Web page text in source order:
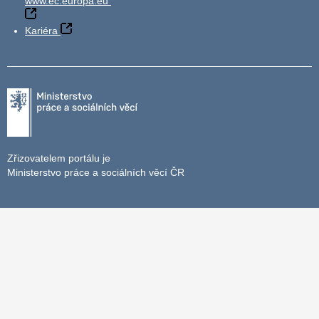
Kariéra
Zřizovatelem portálu je
Ministerstvo práce a sociálních věcí ČR